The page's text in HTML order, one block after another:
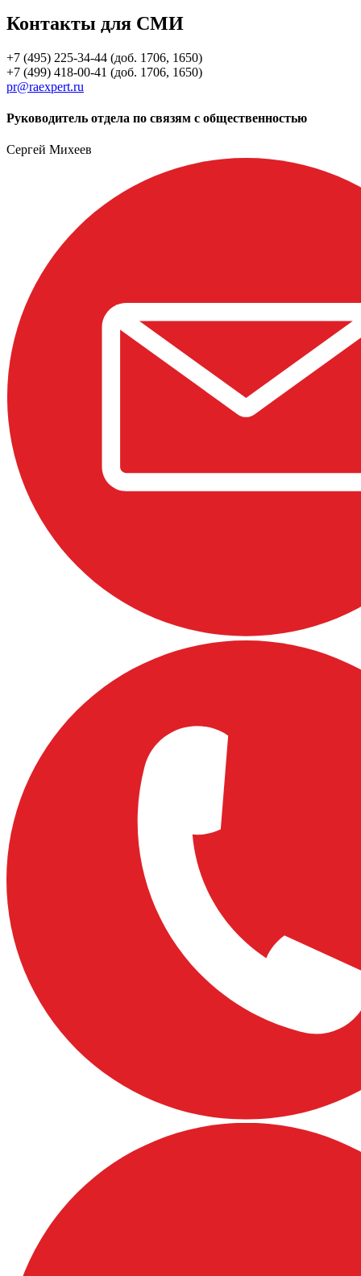
Контакты для СМИ
+7 (495) 225-34-44 (доб. 1706, 1650)
+7 (499) 418-00-41 (доб. 1706, 1650)
pr@raexpert.ru
Руководитель отдела по связям с общественностью
Сергей Михеев